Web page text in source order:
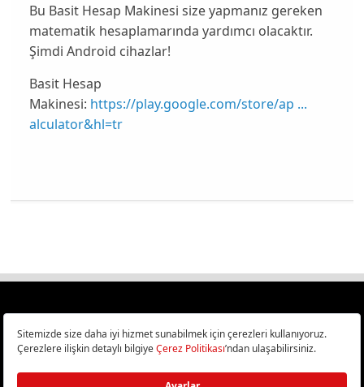
Bu Basit Hesap Makinesi size yapmanız gereken
matematik hesaplamarında yardımcı olacaktır.
Şimdi Android cihazlar!
Basit Hesap
Makinesi: https://play.google.com/store/ap ...
alculator&hl=tr
Türkiye
Bilişim ve Teknoloji Haberleri CHIP Online’da!